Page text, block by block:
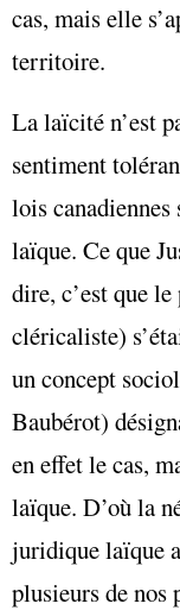
cas, mais elle
territoire.
La laïcité n’est
sentiment
lois
laïque. Ce que
dire, c’est que
cléricaliste)
un concept
Baubérot)
en effet le cas,
laïque. D’où la
juridique laïque
plusieurs de nos